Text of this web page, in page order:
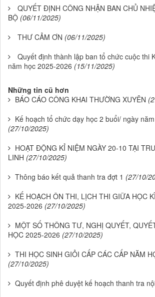
QUYẾT ĐỊNH CÔNG NHẬN BAN CHỦ
BỘ (06/11/2025)
THƯ CẢM ƠN (06/11/2025)
Quyết định thành lập ban tổ chức cuộc thi
năm học 2025-2026 (15/11/2025)
Những tin cũ hơn
BÁO CÁO CÔNG KHAI THƯỜNG XUYÊN
Kế hoạch tổ chức dạy học 2 buổi/ ngày
(27/10/2025)
HOẠT ĐỘNG KỈ NIỆM NGÀY 20-10 TẠI
LINH (27/10/2025)
Thông báo kết quả thanh tra đợt 1 (27/10/
KẾ HOẠCH ÔN THI, LỊCH THI GIỮA HỌC
2025-2026 (27/10/2025)
MỘT SỐ THÔNG TƯ, NGHỊ QUYẾT,
HỌC 2025-2026 (27/10/2025)
THI HỌC SINH GIỎI CẤP CÁC CẤP NĂM
(27/10/2025)
Quyết định phê duyệt kế hoạch thanh tra